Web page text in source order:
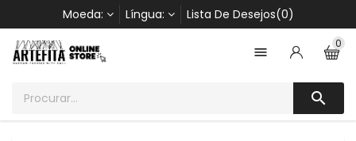
Moeda: Língua: Lista De Desejos(0)

0
